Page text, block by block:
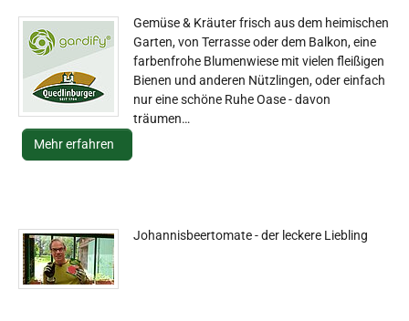
Gemüse & Kräuter frisch aus dem heimischen
Garten, von Terrasse oder dem Balkon, eine
farbenfrohe Blumenwiese mit vielen fleißigen
Bienen und anderen Nützlingen, oder einfach
nur eine schöne Ruhe Oase - davon
träumen…
Mehr erfahren
Johannisbeertomate - der leckere Liebling